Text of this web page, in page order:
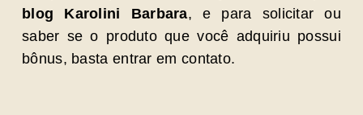
blog Karolini Barbara, e para solicitar ou
saber se o produto que você adquiriu possui
bônus, basta entrar em contato.